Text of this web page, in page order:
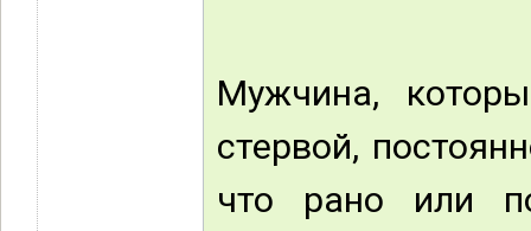
Мужчина,
стервой,
что рано или